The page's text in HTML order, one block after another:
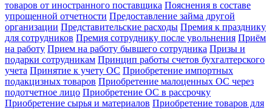
товаров от иностранного поставщика Пояснения в составе
упрощенной отчетности Предоставление займа другой
организации Представительские расходы Премия к празднику
для сотрудников Премия сотруднику после увольнения Приём
на работу Прием на работу бывшего сотрудника Призы и
подарки сотрудникам Принцип работы счетов бухгалтерского
учета Принятие к учету ОС Приобретение импортных
подакцизных товаров Приобретение малоценных ОС через
подотчетное лицо Приобретение ОС в рассрочку
Приобретение сырья и материалов Приобретение товаров для